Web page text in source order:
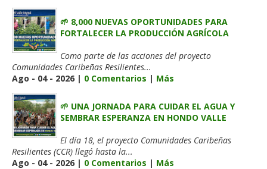
🌱 8,000 NUEVAS OPORTUNIDADES PARA
FORTALECER LA PRODUCCIÓN AGRÍCOLA
Como parte de las acciones del proyecto
Comunidades Caribeñas Resilientes...
Ago - 04 - 2026 | 0 Comentarios | Más
🌱 UNA JORNADA PARA CUIDAR EL AGUA Y
SEMBRAR ESPERANZA EN HONDO VALLE
El día 18, el proyecto Comunidades Caribeñas
Resilientes (CCR) llegó hasta la...
Ago - 04 - 2026 | 0 Comentarios | Más